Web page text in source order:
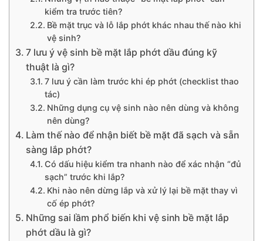
kiểm tra trước tiên?
Bề mặt trục và lỗ lắp phớt khác nhau thế nào khi
vệ sinh?
7 lưu ý vệ sinh bề mặt lắp phớt dầu đúng kỹ
thuật là gì?
7 lưu ý cần làm trước khi ép phớt (checklist thao
tác)
Những dụng cụ vệ sinh nào nên dùng và không
nên dùng?
Làm thế nào để nhận biết bề mặt đã sạch và sẵn
sàng lắp phớt?
Có dấu hiệu kiểm tra nhanh nào để xác nhận “đủ
sạch” trước khi lắp?
Khi nào nên dừng lắp và xử lý lại bề mặt thay vì
cố ép phớt?
Những sai lầm phổ biến khi vệ sinh bề mặt lắp
phớt dầu là gì?